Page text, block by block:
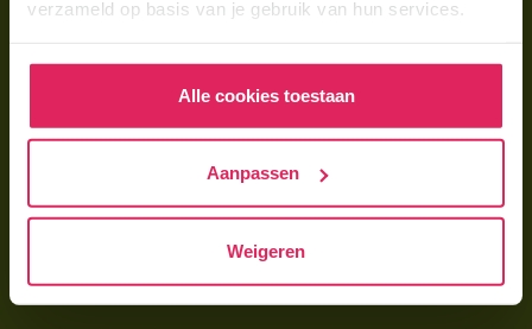
verzameld op basis van je gebruik van hun services.
Alle cookies toestaan
Aanpassen
Weigeren
Hoe vind ik gastkinderen?
Trainingen & cursussen
Gastouder worden
Wat verdient een gastouder?